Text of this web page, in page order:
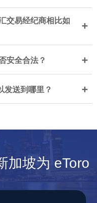
交易经纪商相比如
+
安全合法？ +
发送到哪里？ +
加坡为 eToro